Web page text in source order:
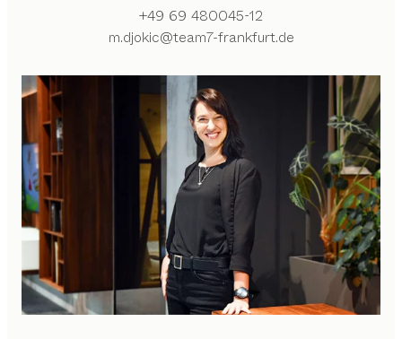
+49 69 480045-12
m.djokic@team7-frankfurt.de